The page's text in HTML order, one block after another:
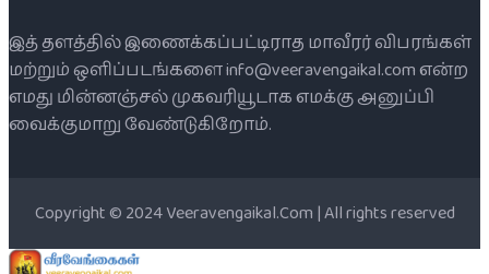
இத் தளத்தில் இணைக்கப்பட்டிராத மாவீரர் விபரங்கள்
மற்றும் ஒளிப்படங்களை info@veeravengaikal.com என்ற
எமது மின்னஞ்சல் முகவரியூடாக எமக்கு அனுப்பி
வைக்குமாறு வேண்டுகிறோம்.
Copyright © 2024 Veeravengaikal.Com | All rights reserved